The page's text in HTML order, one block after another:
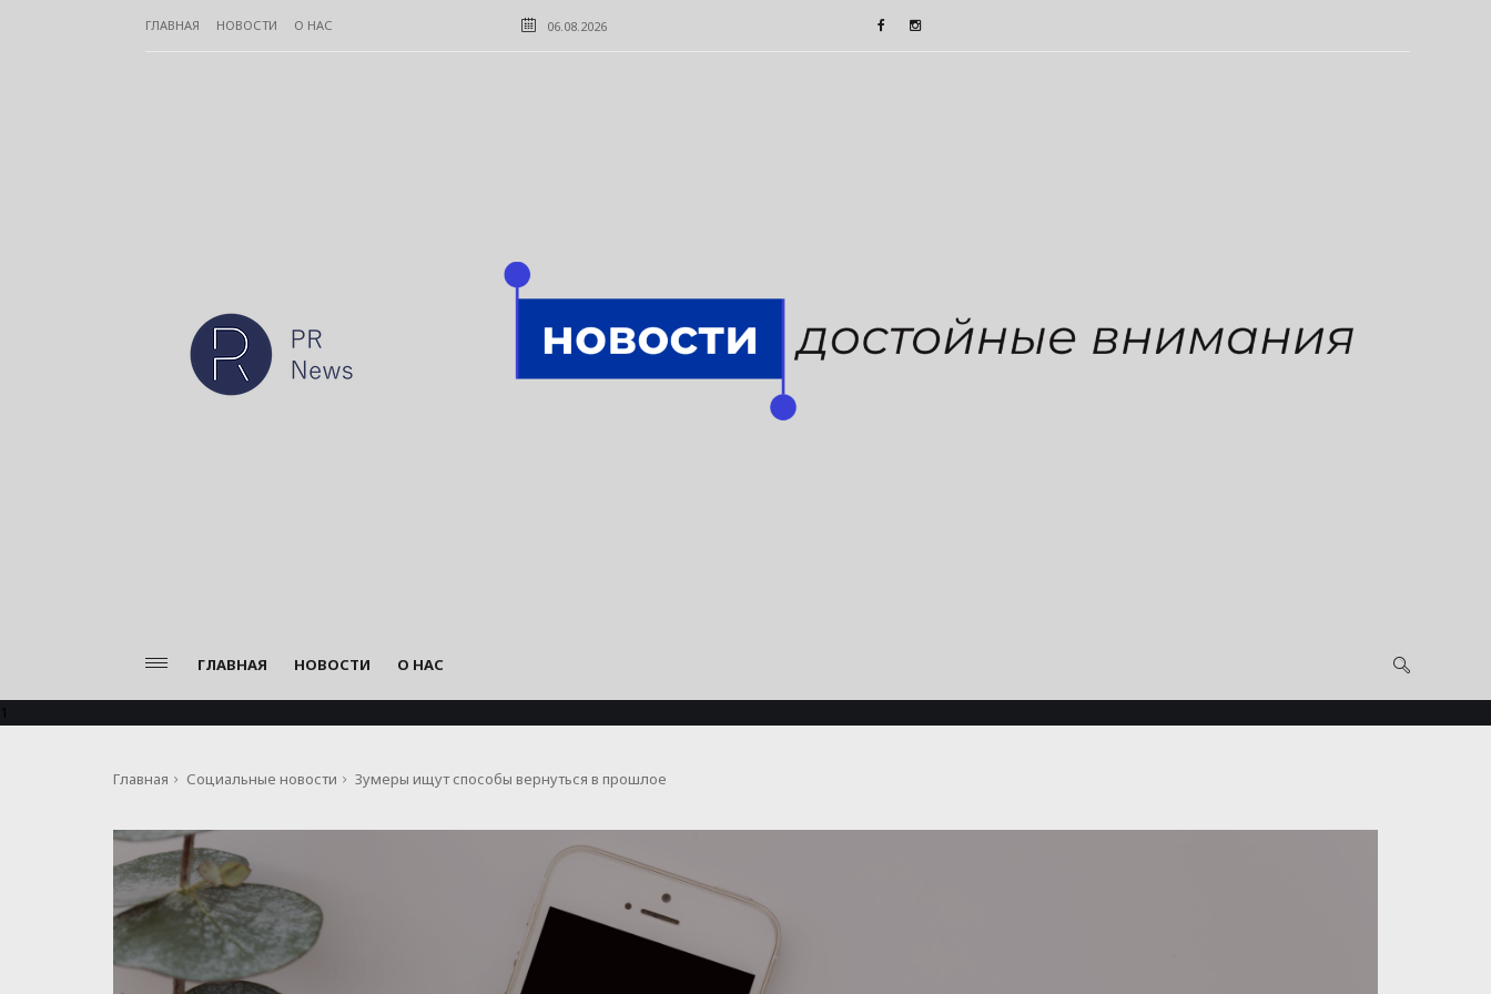
ГЛАВНАЯ НОВОСТИ О НАС 06.08.2026
ГЛАВНАЯ НОВОСТИ О НАС
1
Главная Социальные новости Зумеры ищут способы вернуться в прошлое